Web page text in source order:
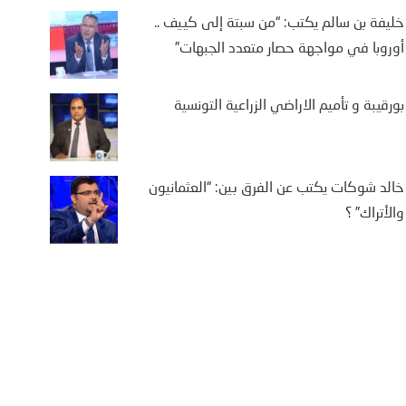
خليفة بن سالم يكتب: “من
سبتة إلى كييف .. أوروبا في
2 أغسطس، 2026
الواقعة تحت الاحتلال الإسباني،
أمل الوصول إلى...
خليفة بن سالم يكتب: “من سبتة إلى كييف ..
أوروبا في مواجهة حصار متعدد الجبهات”
بورقيبة و تأميم الاراضي الزراعية التونسية
خالد شوكات يكتب عن الفرق بين: “العثمانيون
والأتراك” ؟